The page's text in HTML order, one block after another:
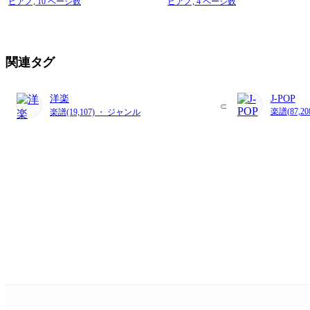
関連タグ
洋楽
楽譜(19,107) ・ ジャンル
J-POP
楽譜